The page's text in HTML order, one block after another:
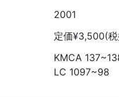
2001
定価¥3,500(
KMCA
LC 1097~98